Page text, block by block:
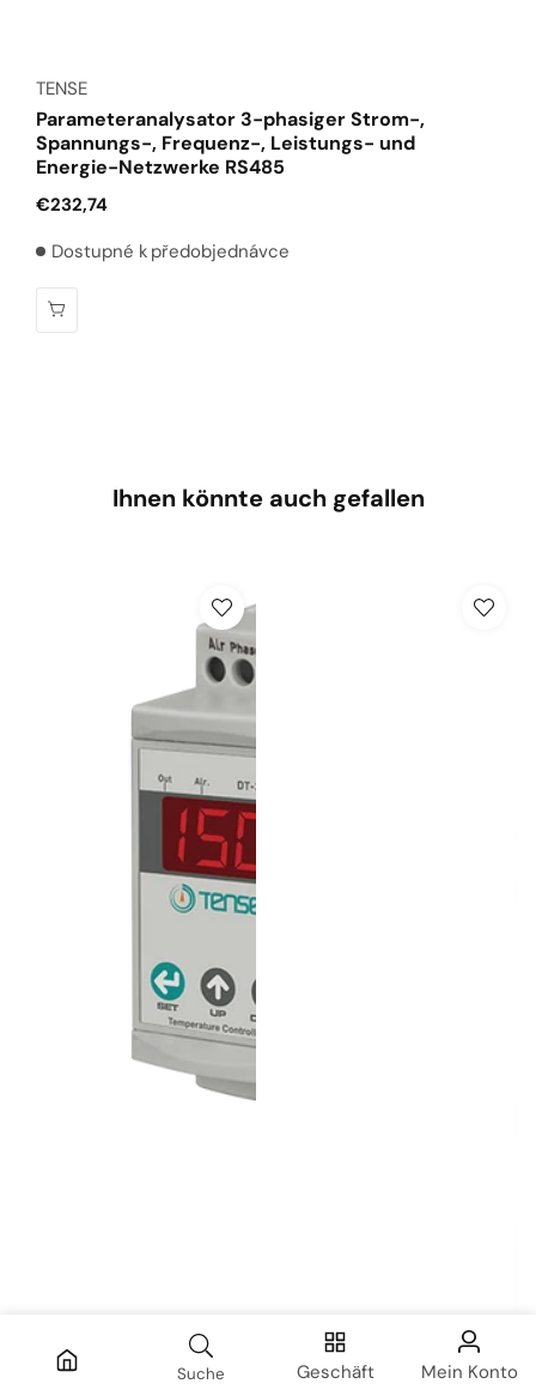
TENSE
Parameteranalysator 3-phasiger Strom-,
Spannungs-, Frequenz-, Leistungs- und
Energie-Netzwerke RS485
Normaler
€232,74
Dostupné k předobjednávce
Ihnen könnte auch gefallen
Suche Geschäft Mein Konto